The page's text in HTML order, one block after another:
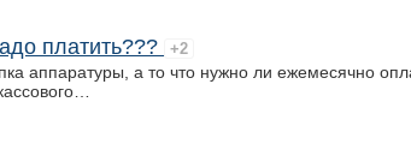
платить??? +2
аппаратуры, а то что нужно ли ежемесячно